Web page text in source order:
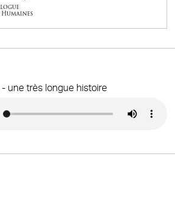
Humaines
une très longue histoire